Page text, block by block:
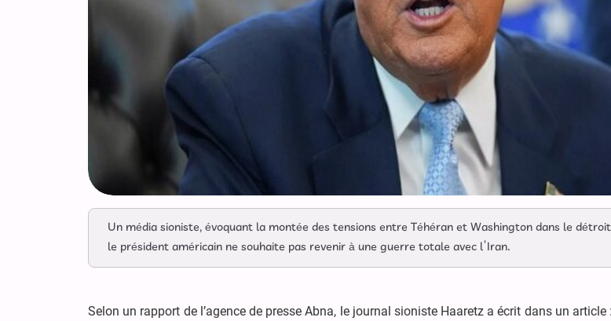
Un média sioniste, évoquant la montée des tensions entre Téhéran et Washington dans le
le président américain ne souhaite pas revenir à une guerre totale avec l’Iran.
Selon un rapport de l’agence de presse Abna, le journal sioniste Haaretz a écrit dans un